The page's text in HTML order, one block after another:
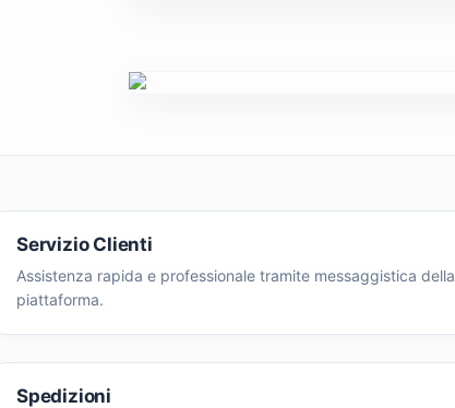
Servizio Clienti
Assistenza rapida e professionale tramite messaggistica della
piattaforma.
Spedizioni